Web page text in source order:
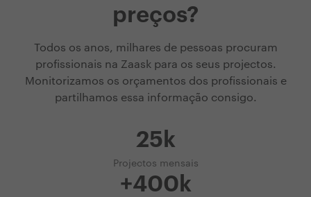
preços?
Todos os anos, milhares de pessoas procuram
profissionais na Zaask para os seus projectos.
Monitorizamos os orçamentos dos profissionais e
partilhamos essa informação consigo.
25k
Projectos mensais
+400k